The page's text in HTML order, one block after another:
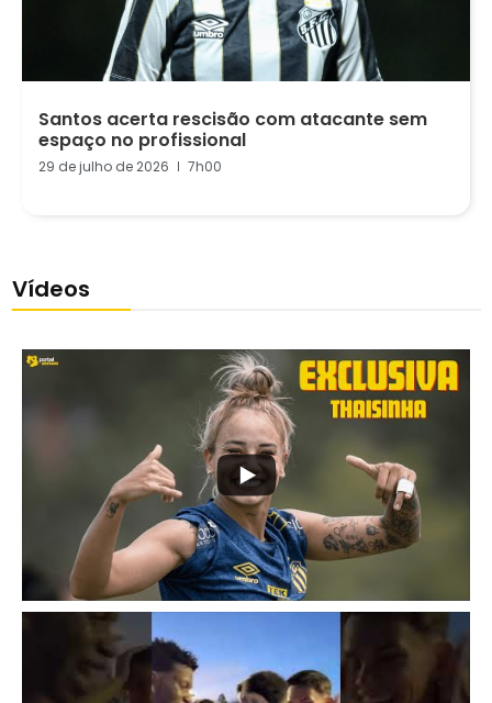
Santos acerta rescisão com atacante sem
espaço no profissional
29 de julho de 2026 7h00
Vídeos